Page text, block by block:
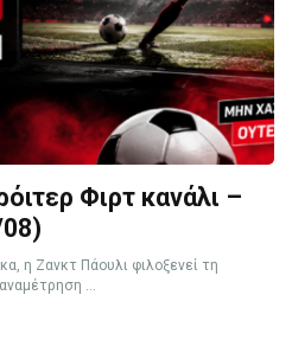
Φιρτ κανάλι –
η Ζανκτ Πάουλι φιλοξενεί τη
...